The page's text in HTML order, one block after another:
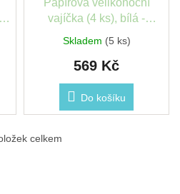
vajíčka (4 ks), bílá -
Skladem (5 ks)
569 Kč
Do košíku
O celkem